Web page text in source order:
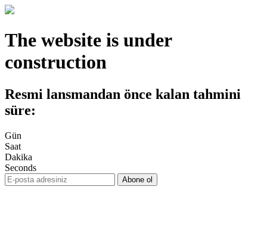
The website is under
construction
Resmi lansmandan önce kalan tahmini
süre:
Gün
Saat
Dakika
Seconds